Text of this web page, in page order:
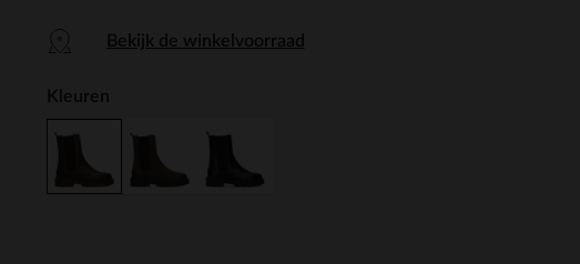
Bekijk de winkelvoorraad
Kleuren